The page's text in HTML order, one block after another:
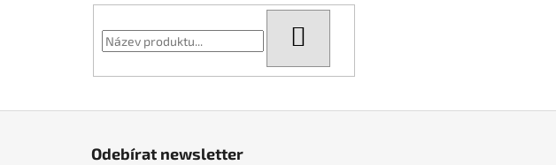
Odebírat newsletter